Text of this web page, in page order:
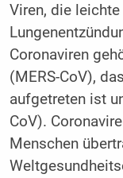
Viren, die
Coronaviren
(MERS-CoV),
aufgetreten ist
CoV).
Menschen